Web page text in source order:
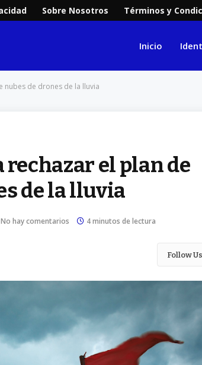
Sobre Nosotros Términos y
Inicio
nubes de drones de la lluvia
rechazar el plan de
de la lluvia
No hay comentarios 4 minutos de lectura
Follow Us